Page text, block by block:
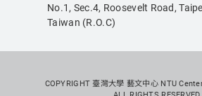
No.1, Sec.4, Roosevelt Road,
Taiwan (R.O.C)
COPYRIGHT 臺灣大學 藝文中心 NTU